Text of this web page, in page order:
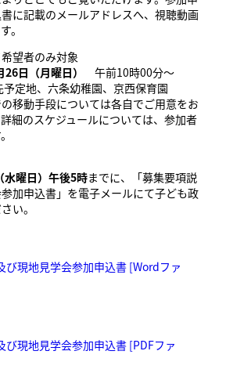
に記載のメールアドレスへ、視聴動画
。
望者のみ対象
26日（月曜日）
午前10時00分～
定地、六条幼稚園、京西保育園
移動手段については各自でご用意をお
細のスケジュールについては、参加者
水曜日）午後5時までに、「募集要項説
加申込書」を電子メールにて子ども政
い。
び現地見学会参加申込書 [Wordファ
び現地見学会参加申込書 [PDFファ